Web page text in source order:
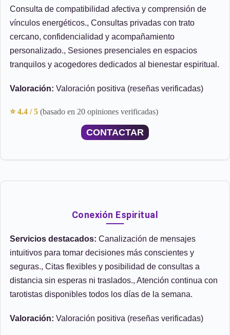
Consulta de compatibilidad afectiva y comprensión de
vínculos energéticos., Consultas privadas con trato
cercano, confidencialidad y acompañamiento
personalizado., Sesiones presenciales en espacios
tranquilos y acogedores dedicados al bienestar espiritual.
Valoración: Valoración positiva (reseñas verificadas)
⭐ 4.4 / 5 (basado en 20 opiniones verificadas)
CONTACTAR
Conexión Espiritual
Servicios destacados: Canalización de mensajes
intuitivos para tomar decisiones más conscientes y
seguras., Citas flexibles y posibilidad de consultas a
distancia sin esperas ni traslados., Atención continua con
tarotistas disponibles todos los días de la semana.
Valoración: Valoración positiva (reseñas verificadas)